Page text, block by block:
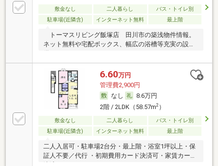
敷金なし 二人暮らし
バス・トイレ別
駐車場(近隣含)
インターネット無料 最上階
トーマスリビング飯塚店 田川市の築浅物件情報。
ネット無料や宅配ボックス、幅広の浴槽等充実の設
6.60万円
管理費2,900円
なし
8.6万円
2階 / 2LDK（58.57m2）
敷金なし 二人暮らし
バス・トイレ別
駐車場(近隣含)
インターネット無料 最上階
二人入居可・駐車場2台分・最上階・浴室1坪以上・保
証人不要／代行 ・初期費用カード決済可・家賃カード